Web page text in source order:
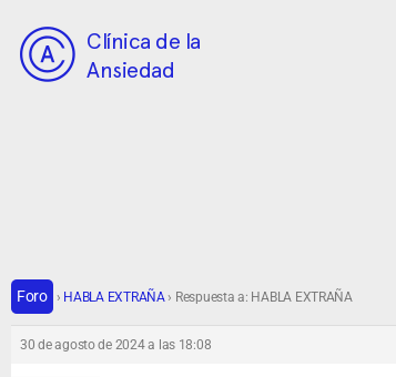
Clínica de la
Ansiedad
Foro › HABLA EXTRAÑA› Respuesta a: HABLA EXTRAÑA
30 de agosto de 2024 a las 18:08